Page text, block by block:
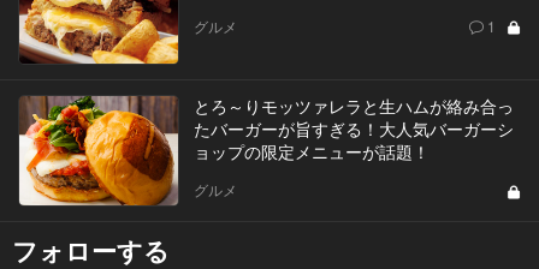
グルメ 1
とろ～りモッツァレラと生ハムが絡み合っ
たバーガーが旨すぎる！大人気バーガーシ
ョップの限定メニューが話題！
グルメ
フォローする